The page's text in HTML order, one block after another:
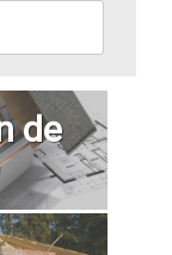
de